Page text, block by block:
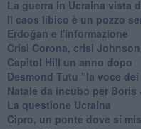
La guerra in Ucraina vista
​Il caos libico è un pozzo
Erdoğan e l'informazione
Crisi Corona, crisi
Capitol Hill un anno dopo
Desmond Tutu "la voce
Natale da incubo per Boris
La questione Ucraina
Cipro, un ponte dove si